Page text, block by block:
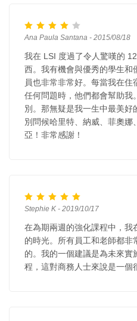
Ana Paula Santana - 2015/08/18
我在 LSI 度過了令人驚嘆的
西。我有機會與優秀的學生和
員也非常非常好。每當我在住
任何問題時，他們都會幫助我
別。那無疑是我一生中最美
別問候哈里特、納威、菲奧娜
亞！非常感謝！
Stephie K - 2019/10/17
在為期兩週的強化課程中，我
的時光。所有員工和老師都非
的。我的一個建議是為未來實
程，這對商務人士來說是一個